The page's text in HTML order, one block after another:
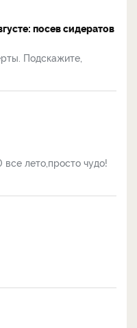
посев сидератов
Подскажите,
лето,просто чудо!